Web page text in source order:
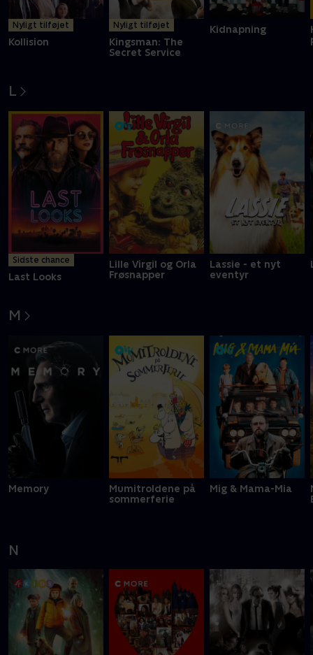
Nyligt tilføjet
Kollision
Nyligt tilføjet
Kingsman: The
Secret Service
Kidnapning
L
Sidste chance
Last Looks
Lille Virgil og Orla
Frøsnapper
Lassie - et nyt
eventyr
M
Memory
Mumitroldene på
sommerferie
Mig & Mama-Mia
N